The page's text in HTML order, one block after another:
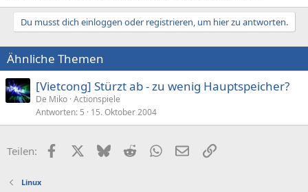
Du musst dich einloggen oder registrieren, um hier zu antworten.
Ähnliche Themen
[Vietcong] Stürzt ab - zu wenig Hauptspeicher?
De Miko Actionspiele
Antworten 5 15. Oktober 2004
Teilen: FacebookX (Twitter)
BlueskyRedditWhatsApp
E-MailLink
Linux